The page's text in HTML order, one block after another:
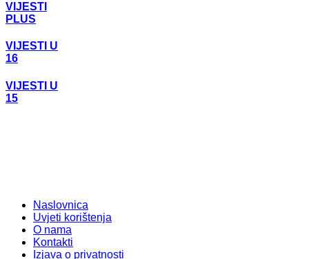
VIJESTI
PLUS
VIJESTI U
16
VIJESTI U
15
Naslovnica
Uvjeti korištenja
O nama
Kontakti
Izjava o privatnosti